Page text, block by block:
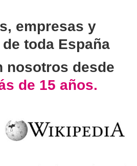
empresas y
toda España
nosotros desde
de 15 años.